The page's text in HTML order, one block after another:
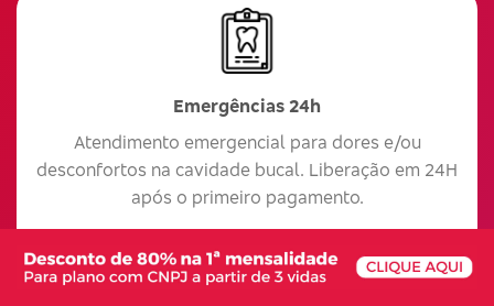
Emergências 24h
Atendimento emergencial para dores e/ou
desconfortos na cavidade bucal. Liberação em 24H
após o primeiro pagamento.